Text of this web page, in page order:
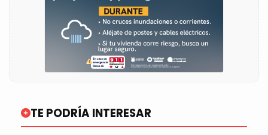
TE PODRÍA INTERESAR